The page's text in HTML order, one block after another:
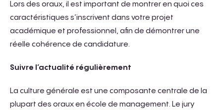
Lors des oraux, il est important de montrer en quoi ces
caractéristiques s’inscrivent dans votre projet
académique et professionnel, afin de démontrer une
réelle cohérence de candidature.
Suivre l’actualité régulièrement
La culture générale est une composante centrale de la
plupart des oraux en école de management. Le jury